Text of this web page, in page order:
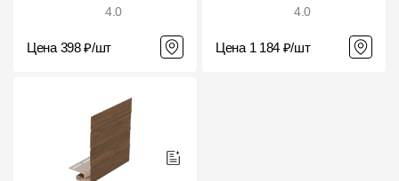
4.0
Цена 398 ₽/шт
4.0
Цена 1 184 ₽/шт